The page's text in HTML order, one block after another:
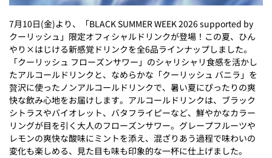
7月10日(金)より、「BLACK SUMMER WEEK 2026 supported by
クーリッシュ」限定オフィシャルドリンクが登場！この夏、ひん
やり×はじける新感覚ドリンクを全6品ラインナップしました。
「クーリッシュ フローズンサワー」のシャリシャリ食感を活かし
たアルコールドリンクと、なめらかな「クーリッシュ バニラ」を
贅沢に使ったノンアルコールドリンクで、暑い夏にぴったりの爽
快な飲み心地をお届けします。アルコールドリンクは、ブラック
シトラスやバイオレット、バタフライピーなど、鮮やかなカラー
リングが目を引く大人のフローズンサワー。グレープフルーツや
レモンの爽快な酸味にミントを添え、混ざりあう過程で味わいの
変化も楽しめる、見た目も味も印象的な一杯に仕上げました。